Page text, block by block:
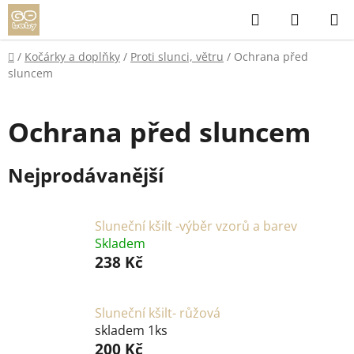
Přejít
na
obsah
Hledat
KOŠÍK
Domů
/ Kočárky a doplňky / Proti slunci, větru / Ochrana před
sluncem
Ochrana před sluncem
Nejprodávanější
Sluneční kšilt -výběr vzorů a barev
Skladem
238 Kč
Sluneční kšilt- růžová
skladem 1ks
200 Kč